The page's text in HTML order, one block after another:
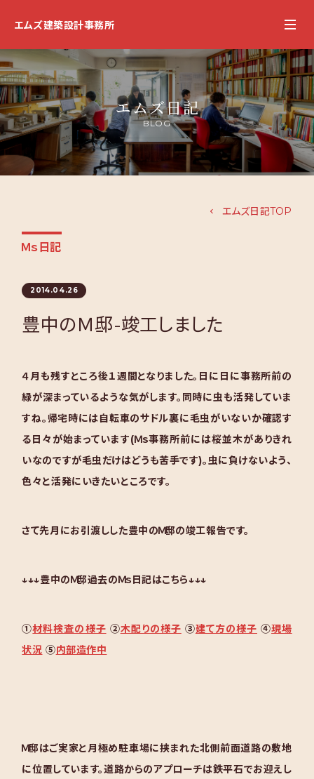
エムズ建築設計事務所
エムズ日記
BLOG
エムズ日記TOP
Ｍｓ日記
2014.04.26
豊中のＭ邸-竣工しました
４月も残すところ後１週間となりました。日に日に事務所前の
緑が深まっているような気がします。同時に虫も活発していま
すね。帰宅時には自転車のサドル裏に毛虫がいないか確認す
る日々が始まっています(Ｍｓ事務所前には桜並木がありきれ
いなのですが毛虫だけはどうも苦手です)。虫に負けないよう、
色々と活発にいきたいところです。
さて先月にお引渡しした豊中のＭ邸の竣工報告です。
↓↓↓豊中のＭ邸過去のＭｓ日記はこちら↓↓↓
①材料検査の様子 ②木配りの様子 ③建て方の様子 ④現場
状況 ⑤内部造作中
Ｍ邸はご実家と月極め駐車場に挟まれた北側前面道路の敷地
に位置しています。道路からのアプローチは鉄平石でお迎えし